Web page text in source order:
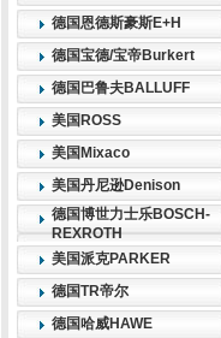
德国恩德斯豪斯E+H
德国宝德/宝帝Burkert
德国巴鲁夫BALLUFF
美国ROSS
美国Mixaco
美国丹尼逊Denison
德国博世力士乐BOSCH-
REXROTH
美国派克PARKER
德国TR帝尔
德国哈威HAWE